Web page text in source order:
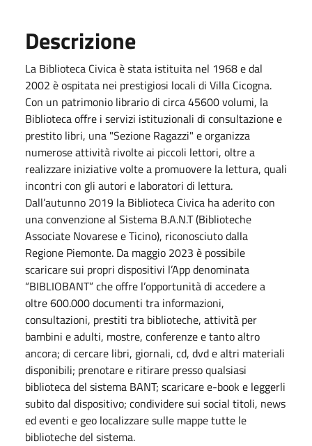
Descrizione
La Biblioteca Civica è stata istituita nel 1968 e dal
2002 è ospitata nei prestigiosi locali di Villa Cicogna.
Con un patrimonio librario di circa 45600 volumi, la
Biblioteca offre i servizi istituzionali di consultazione e
prestito libri, una "Sezione Ragazzi" e organizza
numerose attività rivolte ai piccoli lettori, oltre a
realizzare iniziative volte a promuovere la lettura, quali
incontri con gli autori e laboratori di lettura.
Dall’autunno 2019 la Biblioteca Civica ha aderito con
una convenzione al Sistema B.A.N.T (Biblioteche
Associate Novarese e Ticino), riconosciuto dalla
Regione Piemonte. Da maggio 2023 è possibile
scaricare sui propri dispositivi l’App denominata
“BIBLIOBANT” che offre l’opportunità di accedere a
oltre 600.000 documenti tra informazioni,
consultazioni, prestiti tra biblioteche, attività per
bambini e adulti, mostre, conferenze e tanto altro
ancora; di cercare libri, giornali, cd, dvd e altri materiali
disponibili; prenotare e ritirare presso qualsiasi
biblioteca del sistema BANT; scaricare e-book e leggerli
subito dal dispositivo; condividere sui social titoli, news
ed eventi e geo localizzare sulle mappe tutte le
biblioteche del sistema.